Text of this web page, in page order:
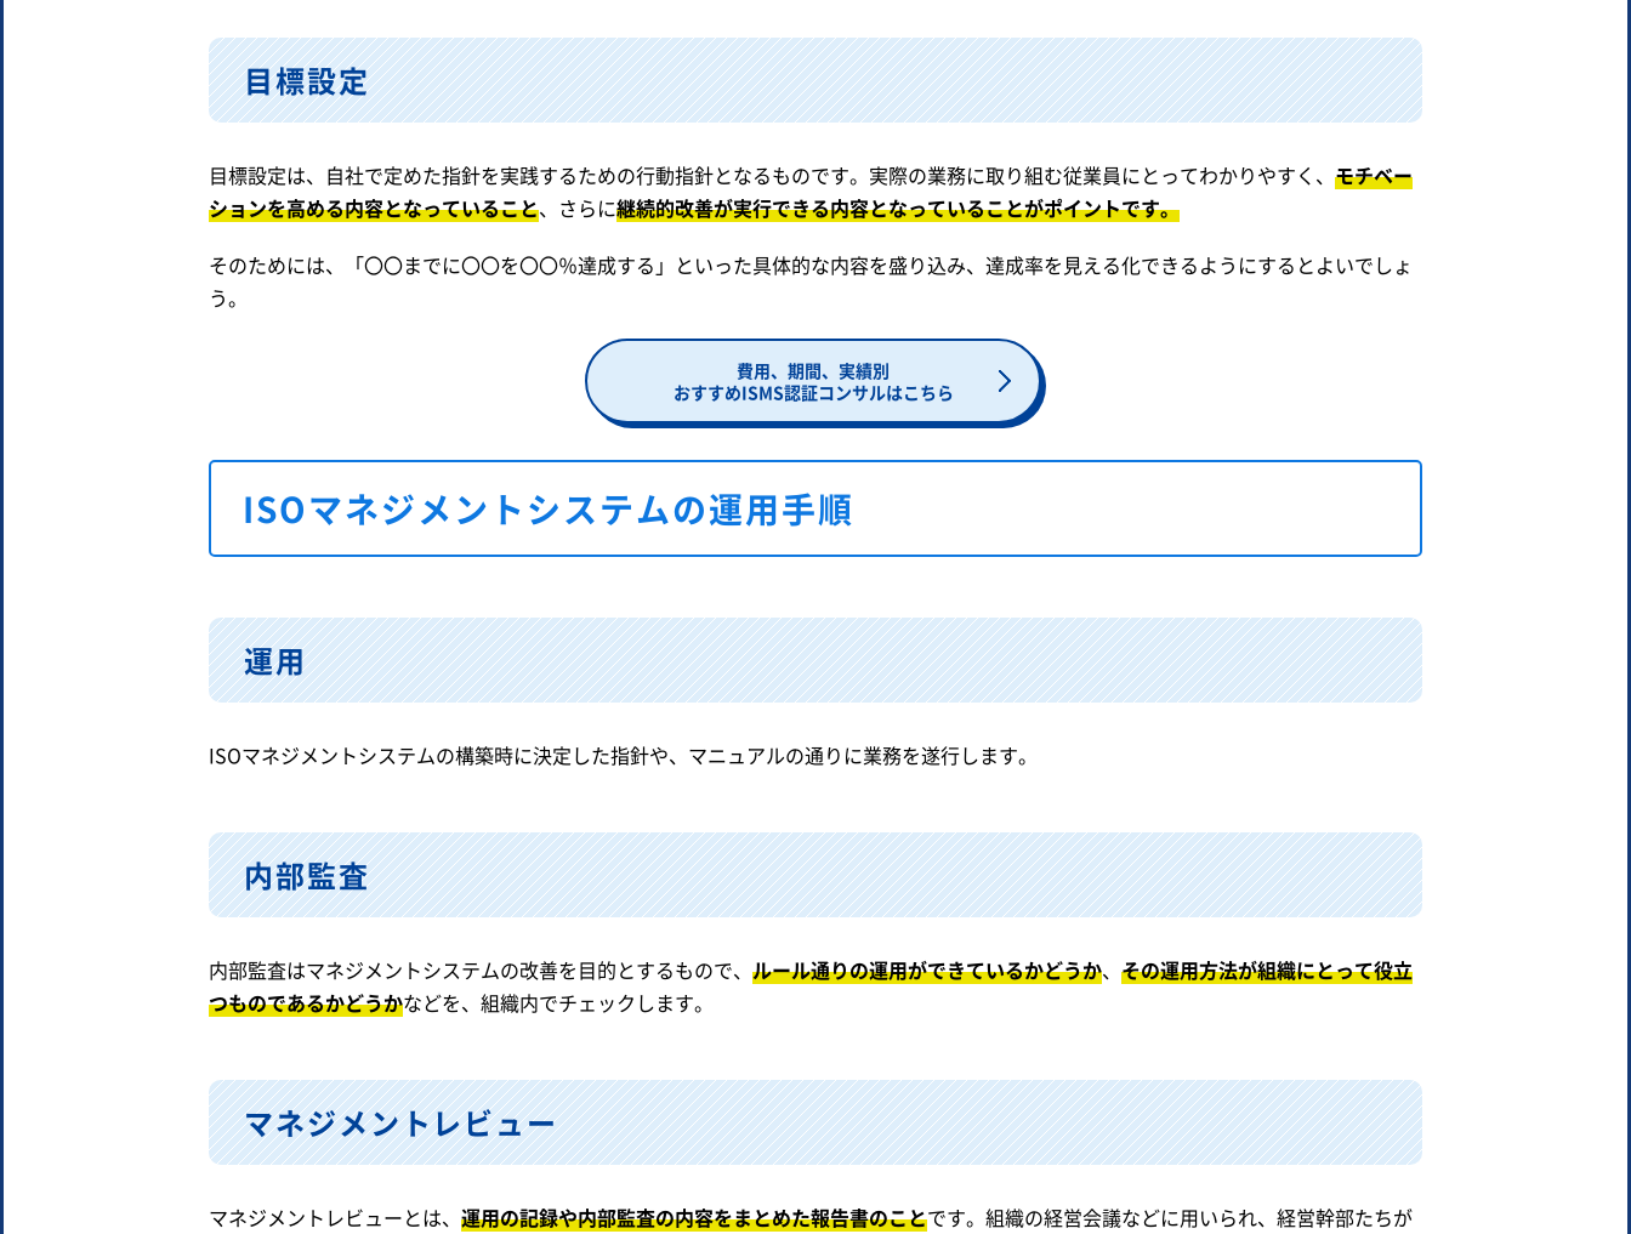
目標設定
目標設定は、自社で定めた指針を実践するための行動指針となるものです。実際の業務に取り組む従業員にとってわかりやすく、 モチベー
ションを高める内容となっていること、さらに継続的改善が実行できる内容となっていることがポイントです。
そのためには、「〇〇までに〇〇を〇〇％達成する」といった具体的な内容を盛り込み、達成率を見える化できるようにするとよいでしょ
う。
費用、期間、実績別
おすすめISMS認証コンサルはこちら
ISOマネジメントシステムの運用手順
運用
ISOマネジメントシステムの構築時に決定した指針や、マニュアルの通りに業務を遂行します。
内部監査
内部監査はマネジメントシステムの改善を目的とするもので、 ルール通りの運用ができているかどうか、 その運用方法が組織にとって役立
つものであるかどうかなどを、組織内でチェックします。
マネジメントレビュー
マネジメントレビューとは、 運用の記録や内部監査の内容をまとめた報告書のことです。組織の経営会議などに用いられ、経営幹部たちが